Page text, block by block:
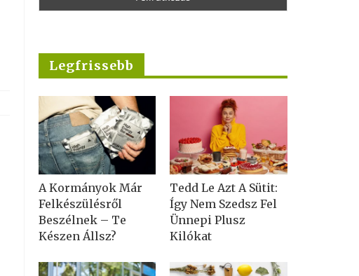
Legfrissebb
A Kormányok Már
Felkészülésről
Beszélnek – Te
Készen Állsz?
Tedd Le Azt A Sütit:
Így Nem Szedsz Fel
Ünnepi Plusz
Kilókat